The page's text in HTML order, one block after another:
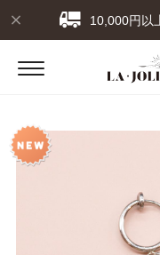
10,000円以